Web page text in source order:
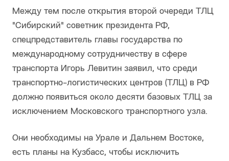
Между тем после открытия второй очереди ТЛЦ
"Сибирский" советник президента РФ,
спецпредставитель главы государства по
международному сотрудничеству в сфере
транспорта Игорь Левитин заявил, что среди
транспортно-логистических центров (ТЛЦ) в РФ
должно появиться около десяти базовых ТЛЦ за
исключением Московского транспортного узла.
Они необходимы на Урале и Дальнем Востоке,
есть планы на Кузбасс, чтобы исключить